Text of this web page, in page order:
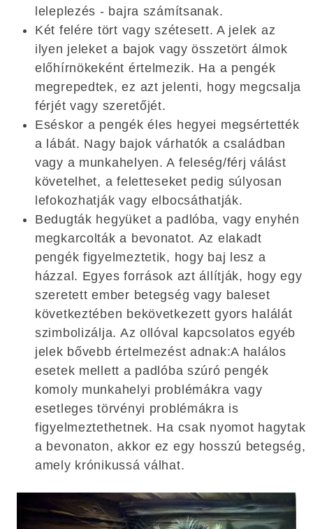
leleplezés - bajra számítsanak.
Két felére tört vagy szétesett. A jelek az
ilyen jeleket a bajok vagy összetört álmok
előhírnökeként értelmezik. Ha a pengék
megrepedtek, ez azt jelenti, hogy megcsalja
férjét vagy szeretőjét.
Eséskor a pengék éles hegyei megsértették
a lábát. Nagy bajok várhatók a családban
vagy a munkahelyen. A feleség/férj válást
követelhet, a feletteseket pedig súlyosan
lefokozhatják vagy elbocsáthatják.
Bedugták hegyüket a padlóba, vagy enyhén
megkarcolták a bevonatot. Az elakadt
pengék figyelmeztetik, hogy baj lesz a
házzal. Egyes források azt állítják, hogy egy
szeretett ember betegség vagy baleset
következtében bekövetkezett gyors halálát
szimbolizálja. Az ollóval kapcsolatos egyéb
jelek bővebb értelmezést adnak:A halálos
esetek mellett a padlóba szúró pengék
komoly munkahelyi problémákra vagy
esetleges törvényi problémákra is
figyelmeztethetnek. Ha csak nyomot hagytak
a bevonaton, akkor ez egy hosszú betegség,
amely krónikussá válhat.